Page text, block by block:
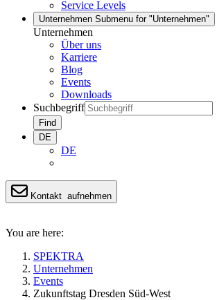
Service Levels
Unternehmen Submenu for "Unternehmen"
Unternehmen
Über uns
Karriere
Blog
Events
Downloads
Suchbegriff
Find
DE
DE
Kontakt aufnehmen
You are here:
SPEKTRA
Unternehmen
Events
Zukunftstag Dresden Süd-West